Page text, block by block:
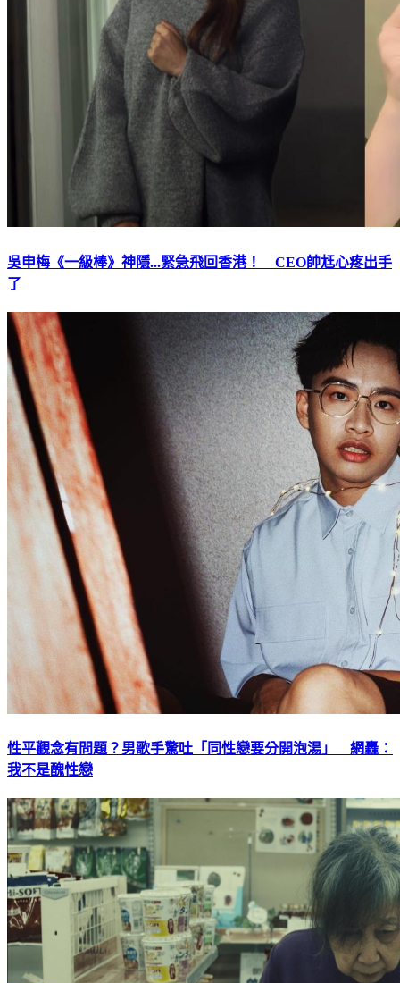
吳申梅《一級棒》神隱...緊急飛回香港！ CEO帥尪心疼出手
了
性平觀念有問題？男歌手驚吐「同性戀要分開泡湯」 網轟：
我不是醜性戀